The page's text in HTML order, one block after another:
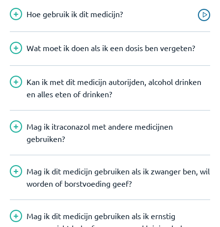
Hoe gebruik ik dit medicijn?
Wat moet ik doen als ik een dosis ben vergeten?
Kan ik met dit medicijn autorijden, alcohol drinken
en alles eten of drinken?
Mag ik itraconazol met andere medicijnen
gebruiken?
Mag ik dit medicijn gebruiken als ik zwanger ben, wil
worden of borstvoeding geef?
Mag ik dit medicijn gebruiken als ik ernstig